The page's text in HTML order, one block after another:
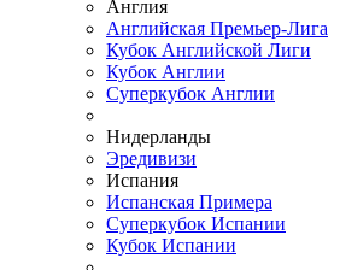
Англия
Английская Премьер-Лига
Кубок Английской Лиги
Кубок Англии
Суперкубок Англии
Нидерланды
Эредивизи
Испания
Испанская Примера
Суперкубок Испании
Кубок Испании